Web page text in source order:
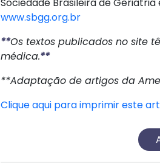
Sociedade Brasileira de
www.sbgg.org.br
**Os textos publicados no site
médica.**
**Adaptação de artigos da
Clique aqui para imprimir este